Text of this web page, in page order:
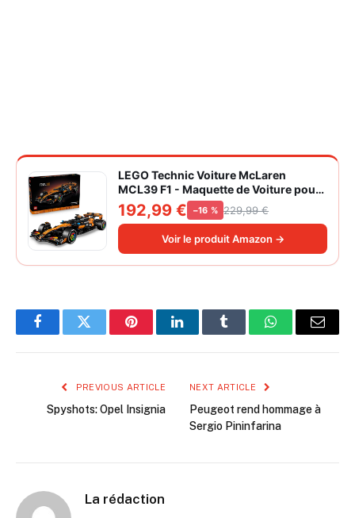
LEGO Technic Voiture McLaren
MCL39 F1 - Maquette de Voiture pour
Adulte - Set de Construction Formule 1
Collector - Moteur V6 & Différentiel -
Idée Cadeau pour Fans de Sport
Automobile 42228
192,99 € −16 % 229,99 €
Voir le produit Amazon →
FacebookTwitter PinterestLinkedInTumblr WhatsAppEmail
PREVIOUS ARTICLE
Spyshots: Opel Insignia
NEXT ARTICLE
Peugeot rend hommage à
Sergio Pininfarina
La rédaction